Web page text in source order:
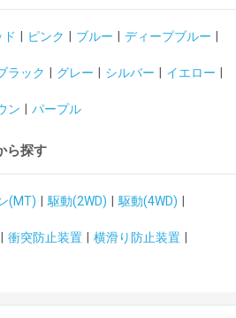
ド ピンク ブルー ディープブルー
ラック グレー シルバー イエロー
ン パープル
ら探す
(MT) 駆動(2WD) 駆動(4WD)
衝突防止装置 横滑り防止装置